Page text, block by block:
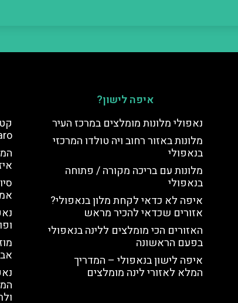
איפה לישון?
נאפולי מלונות מומלצים במרכז העיר
מלונות באזור רחוב ויה טולדו המרכזי
בנאפולי
מלונות עם בריכה מקורה / פתוחה
בנאפולי
איפה לא כדאי לקחת מלון בנאפולי?
אזורים שכדאי להכיר מראש
האזורים הכי מומלצים ללינה בנאפולי
בפעם הראשונה
איפה לישון בנאפולי – המדריך
המלא לאזורי לינה מומלצים